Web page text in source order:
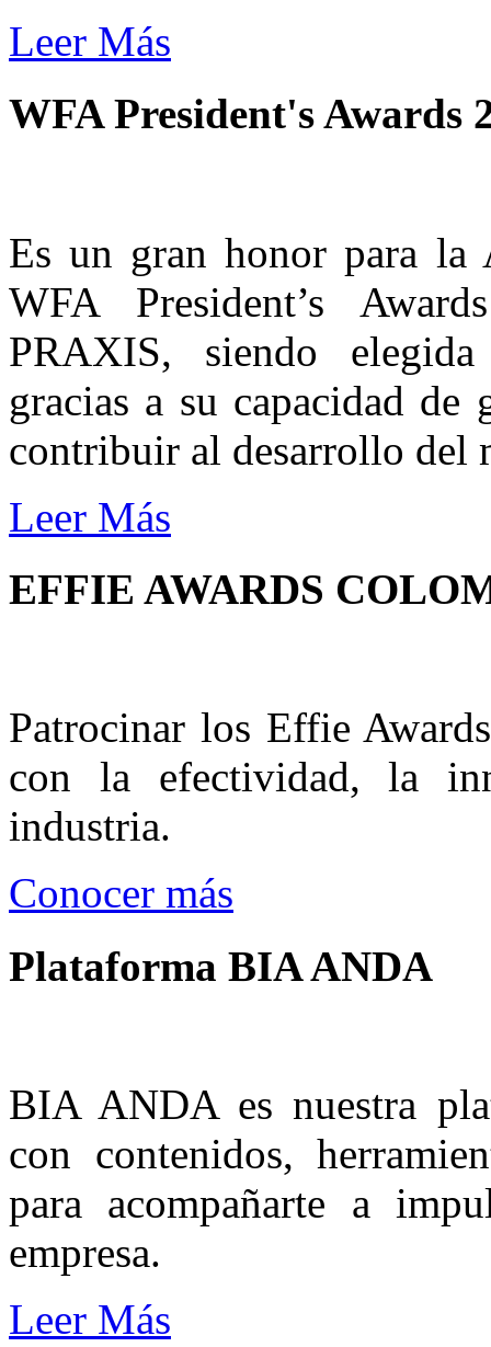
Leer Más
WFA President's Awards
Es un gran honor para
WFA President’s
PRAXIS, siendo
gracias a su capacidad
contribuir al desarrollo del
Leer Más
EFFIE AWARDS
Patrocinar los Effie
con la efectividad, la
industria.
Conocer más
Plataforma BIA ANDA
BIA ANDA es nuestra
con contenidos,
para acompañarte a
empresa.
Leer Más